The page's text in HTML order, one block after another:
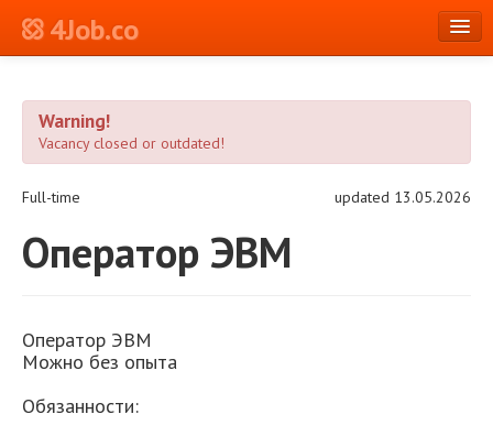
4Job.co
Log in or Register
Warning!
Vacancy closed or outdated!
Full-time updated 13.05.2026
Оператор ЭВМ
Оператор ЭВМ
Можно без опыта
Обязанности: